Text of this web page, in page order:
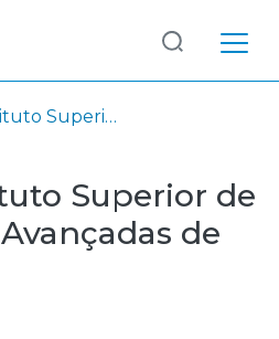
ISTEC - Instituto Superior de Tecnologias Avançadas de Lisboa
Superior de
de